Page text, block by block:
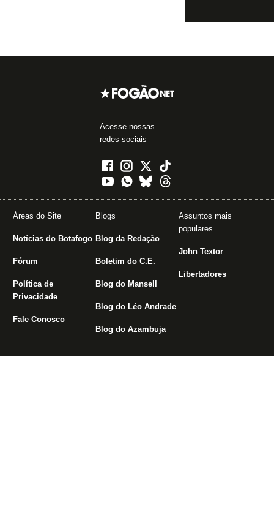
Acesse nossas
redes sociais
Áreas do Site
Notícias do Botafogo
Fórum
Política de
Privacidade
Fale Conosco
Blogs
Blog da Redação
Boletim do C.E.
Blog do Mansell
Blog do Léo Andrade
Blog do Azambuja
Assuntos mais
populares
John Textor
Libertadores